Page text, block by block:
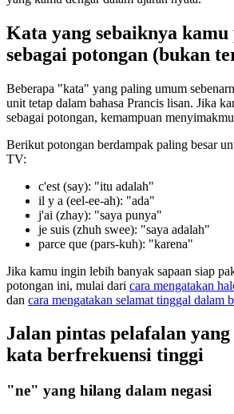
Kata yang sebaiknya
sebagai potongan (bukan
Beberapa "kata" yang paling umum
unit tetap dalam bahasa Prancis lisan. Jika
sebagai potongan, kemampuan
Berikut potongan berdampak paling besar
TV:
c'est (say): "itu adalah"
il y a (eel-ee-ah): "ada"
j'ai (zhay): "saya punya"
je suis (zhuh swee): "saya adalah"
parce que (pars-kuh): "karena"
Jika kamu ingin lebih banyak sapaan siap
potongan ini, mulai dari cara mengatakan
dan cara mengatakan selamat tinggal dalam
Jalan pintas pelafalan
kata berfrekuensi tinggi
"ne" yang hilang dalam negasi